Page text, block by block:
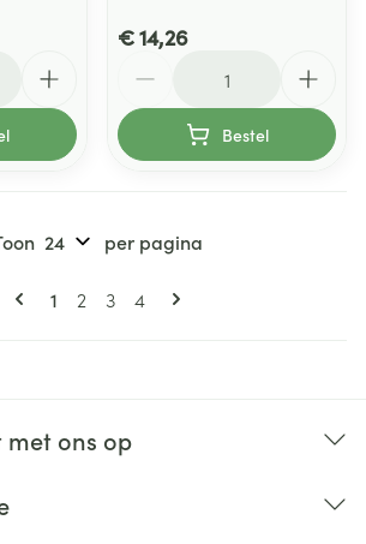
€ 14,26
Bestel
Pagina's
U lees momenteel pagina
1 Pagina
2 Pagina
3 Pagina
4
per pagina
met ons op